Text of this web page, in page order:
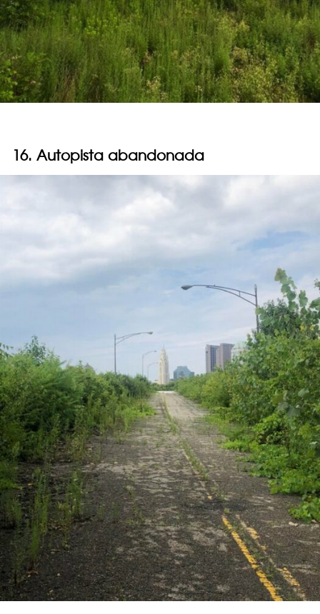
16. Autopista abandonada